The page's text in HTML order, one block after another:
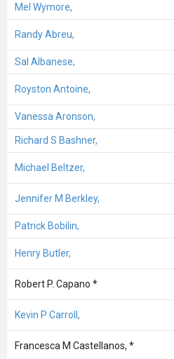
Mel Wymore,
Randy Abreu,
Sal Albanese,
Royston Antoine,
Vanessa Aronson,
Richard S Bashner,
Michael Beltzer,
Jennifer M Berkley,
Patrick Bobilin,
Henry Butler,
Robert P. Capano *
Kevin P Carroll,
Francesca M Castellanos, *